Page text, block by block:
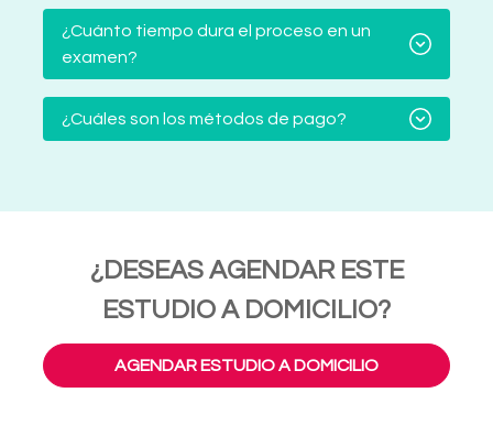
¿Cuánto tiempo dura el proceso en un
examen?
¿Cuáles son los métodos de pago?
¿DESEAS AGENDAR ESTE
ESTUDIO A DOMICILIO?
AGENDAR ESTUDIO A DOMICILIO